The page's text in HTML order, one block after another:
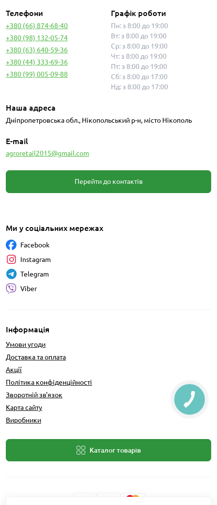
Телефони
+380 (66) 874-68-40
+380 (98) 132-05-74
+380 (63) 640-59-36
+380 (44) 333-69-36
+380 (99) 005-09-88
Графік роботи
Пн: з 8:00 до 19:00
Вт: з 8:00 до 19:00
Ср: з 8:00 до 19:00
Чт: з 8:00 до 19:00
Пт: з 8:00 до 19:00
Сб: з 8:00 до 17:00
Нд: з 8:00 до 17:00
Наша адреса
Дніпропетровська обл., Нікопольський р-н, місто Нікополь
E-mail
agroretail2015@gmail.com
Перейти до контактів
Інформація
Умови угоди
Доставка та оплата
Акції
Політика конфіденційності
Зворотній зв'язок
Карта сайту
Виробники
Каталог товарів
Ми у соціальних мережах
Facebook
Instagram
Telegram
Viber